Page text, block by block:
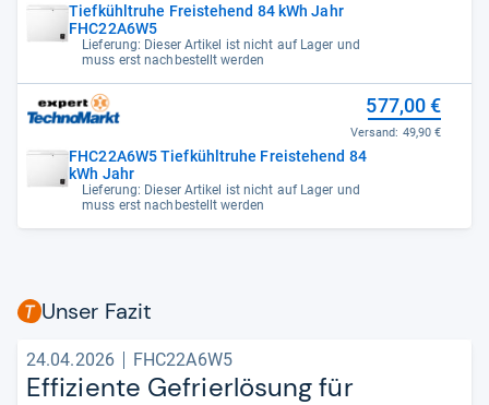
Tiefkühltruhe Freistehend 84 kWh Jahr
FHC22A6W5
Lieferung: Dieser Artikel ist nicht auf Lager und
muss erst nachbestellt werden
FHC22A6W5 Tiefkühltruhe Freistehend 84
kWh Jahr
Lieferung: Dieser Artikel ist nicht auf Lager und
muss erst nachbestellt werden
577,00 €
Versand: 49,90 €
Unser Fazit
24.04.2026 FHC22A6W5
Effi­zi­ente Gefrier­lö­sung für